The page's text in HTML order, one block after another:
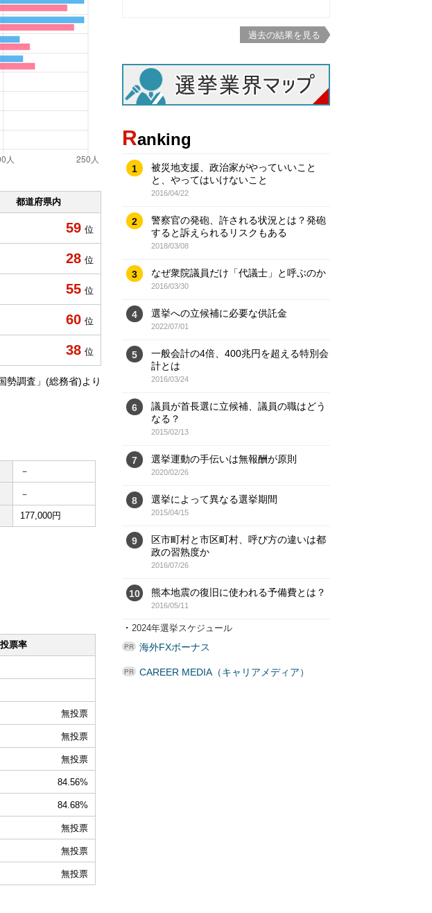
都道府県内
59 位
28 位
55 位
60 位
38 位
勢調査」(総務省)より
－
－
177,000円
投票率
無投票
無投票
無投票
84.56%
84.68%
無投票
無投票
無投票
過去の結果を見る
Ranking
1
被災地支援、政治家がやっていいこと
と、やってはいけないこと
2016/04/22
2
警察官の発砲、許される状況とは？発砲
すると訴えられるリスクもある
2018/03/08
3 なぜ衆院議員だけ「代議士」と呼ぶのか
2016/03/30
4 選挙への立候補に必要な供託金
2022/07/01
5
一般会計の4倍、400兆円を超える特別会
計とは
2016/03/24
6
議員が首長選に立候補、議員の職はどう
なる？
2015/02/13
7 選挙運動の手伝いは無報酬が原則
2020/02/26
8 選挙によって異なる選挙期間
2015/04/15
9
区市町村と市区町村、呼び方の違いは都
政の習熟度か
2016/07/26
10 熊本地震の復旧に使われる予備費とは？
2016/05/11
・ 2024年選挙スケジュール
海外FXボーナス
CAREER MEDIA（キャリアメディア）